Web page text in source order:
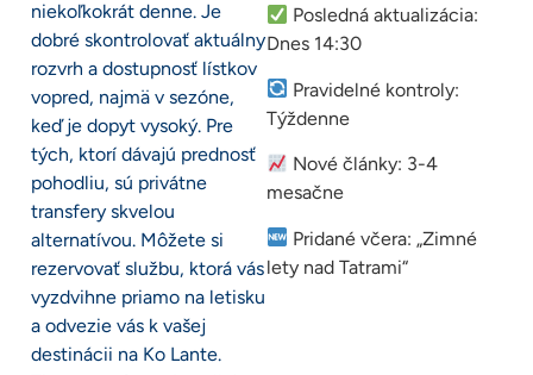
niekoľkokrát denne. Je
dobré skontrolovať aktuálny
rozvrh a dostupnosť lístkov
vopred, najmä v sezóne,
keď je dopyt vysoký. Pre
tých, ktorí dávajú prednosť
pohodliu, sú privátne
transfery skvelou
alternatívou. Môžete si
rezervovať službu, ktorá vás
vyzdvihne priamo na letisku
a odvezie vás k vašej
destinácii na Ko Lante.
Posledná aktualizácia:
Dnes 14:30
Pravidelné kontroly:
Týždenne
Nové články: 3-4
mesačne
Pridané včera: „Zimné
lety nad Tatrami“